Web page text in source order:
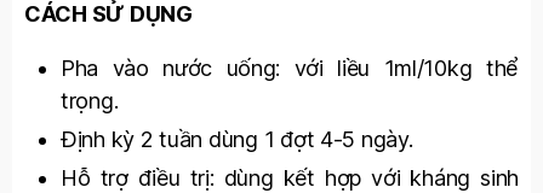
CÁCH SỬ DỤNG
Pha vào nước uống: với liều 1ml/10kg thể
trọng.
Định kỳ 2 tuần dùng 1 đợt 4-5 ngày.
Hỗ trợ điều trị: dùng kết hợp với kháng sinh